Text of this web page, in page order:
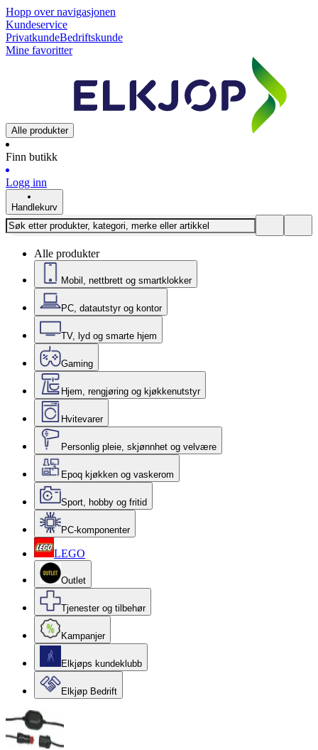
Hopp over navigasjonen
Kundeservice
PrivatkundeBedriftskunde
Mine favoritter
Alle produkter
Finn butikk
Logg inn
Handlekurv
Alle produkter
Mobil, nettbrett og smartklokker
PC, datautstyr og kontor
TV, lyd og smarte hjem
Gaming
Hjem, rengjøring og kjøkkenutstyr
Hvitevarer
Personlig pleie, skjønnhet og velvære
Epoq kjøkken og vaskerom
Sport, hobby og fritid
PC-komponenter
LEGO
Outlet
Tjenester og tilbehør
Kampanjer
Elkjøps kundeklubb
Elkjøp Bedrift